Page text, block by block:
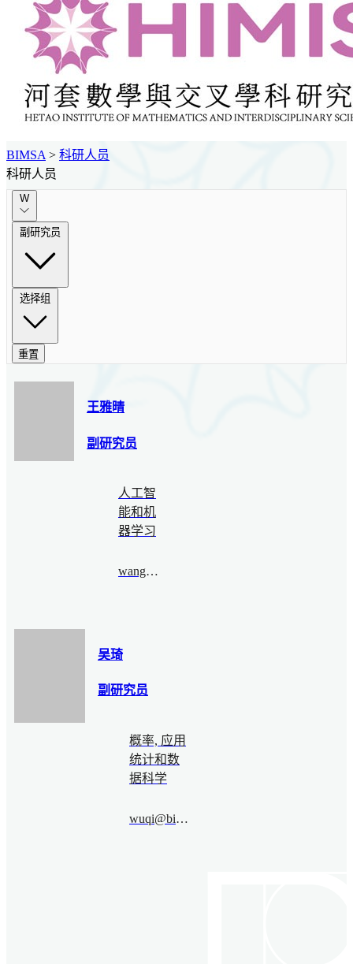
BIMSA > 科研人员
科研人员
W
副研究员
选择组
重置
王雅晴
副研究员
人工智
能和机
器学习
wangyaqing@bimsa.cn
吴琦
副研究员
概率, 应用
统计和数
据科学
wuqi@bimsa.cn